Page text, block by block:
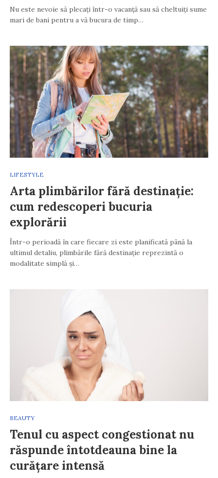
Nu este nevoie să plecați într-o vacanță sau să cheltuiți sume
mari de bani pentru a vă bucura de timp…
LIFESTYLE
Arta plimbărilor fără destinație:
cum redescoperi bucuria
explorării
Într-o perioadă în care fiecare zi este planificată până la
ultimul detaliu, plimbările fără destinație reprezintă o
modalitate simplă și…
BEAUTY
Tenul cu aspect congestionat nu
răspunde întotdeauna bine la
curățare intensă